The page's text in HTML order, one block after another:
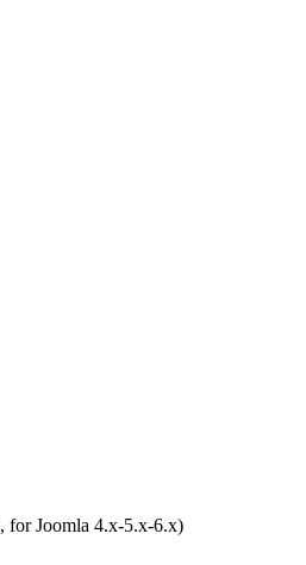
, for Joomla 4.x-5.x-6.x)